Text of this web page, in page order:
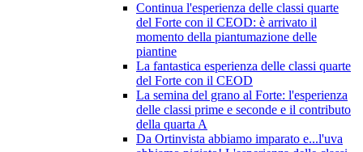
Continua l'esperienza delle classi quarte
del Forte con il CEOD: è arrivato il
momento della piantumazione delle
piantine
La fantastica esperienza delle classi quarte
del Forte con il CEOD
La semina del grano al Forte: l'esperienza
delle classi prime e seconde e il contributo
della quarta A
Da Ortinvista abbiamo imparato e...l'uva